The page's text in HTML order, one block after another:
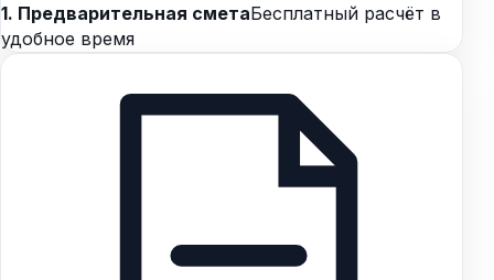
1. Предварительная сметаБесплатный расчёт в
удобное время